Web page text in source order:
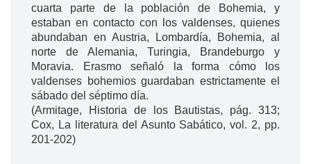
cuarta parte de la población de Bohemia, y
estaban en contacto con los valdenses, quienes
abundaban en Austria, Lombardía, Bohemia, al
norte de Alemania, Turingia, Brandeburgo y
Moravia. Erasmo señaló la forma cómo los
valdenses bohemios guardaban estrictamente el
sábado del séptimo día.
(Armitage, Historia de los Bautistas, pág. 313;
Cox, La literatura del Asunto Sabático, vol. 2, pp.
201-202)